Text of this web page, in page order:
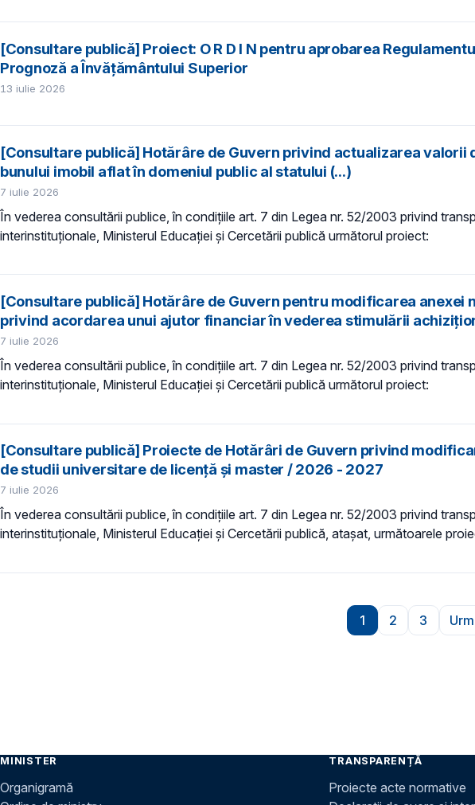
[Consultare publică] Proiect: O R D I N pentru aprobarea
Prognoză a Învăţământului Superior
13 iulie 2026
[Consultare publică] Hotărâre de Guvern privind actualizarea
bunului imobil aflat în domeniul public al statului (...)
7 iulie 2026
În vederea consultării publice, în condiţiile art. 7 din Legea nr. 52/2003 privind
interinstituționale, Ministerul Educaţiei și Cercetării publică următorul proiect:
[Consultare publică] Hotărâre de Guvern pentru modificarea
privind acordarea unui ajutor financiar în vederea stimulării
7 iulie 2026
În vederea consultării publice, în condiţiile art. 7 din Legea nr. 52/2003 privind
interinstituționale, Ministerul Educaţiei și Cercetării publică următorul proiect:
[Consultare publică] Proiecte de Hotărâri de Guvern privind
de studii universitare de licență și master / 2026 - 2027
7 iulie 2026
În vederea consultării publice, în condiţiile art. 7 din Legea nr. 52/2003 privind
interinstituționale, Ministerul Educaţiei și Cercetării publică, atașat, următoarele
Pagina
1
Pagina
2
Pagina
3
MINISTER
Organigramă
TRANSPARENȚĂ
Proiecte acte normative